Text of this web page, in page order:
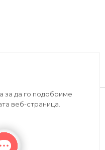
Изработено од
| ДПТУ
за да го подобриме
веб-страница.